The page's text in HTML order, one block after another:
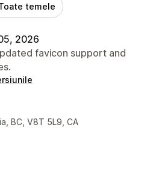
temele
2026
favicon support and
BC, V8T 5L9, CA